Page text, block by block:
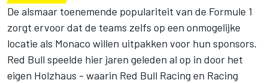
De alsmaar toenemende populariteit van de Formule 1
zorgt ervoor dat de teams zelfs op een onmogelijke
locatie als Monaco willen uitpakken voor hun sponsors.
Red Bull speelde hier jaren geleden al op in door het
eigen Holzhaus - waarin Red Bull Racing en Racing